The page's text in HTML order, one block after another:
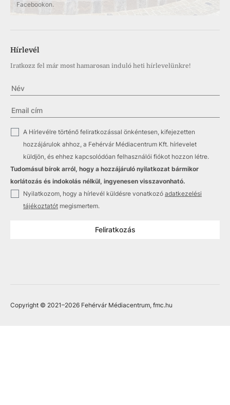
Facebookon.
Hírlevél
Iratkozz fel már most hamarosan induló heti hírlevelünkre!
A Hírlevélre történő feliratkozással önkéntesen, kifejezetten
hozzájárulok ahhoz, a Fehérvár Médiacentrum Kft. hírlevelet
küldjön, és ehhez kapcsolódóan felhasználói fiókot hozzon létre.
Tudomásul bírok arról, hogy a hozzájáruló nyilatkozat bármikor
korlátozás és indokolás nélkül, ingyenesen visszavonható.
Nyilatkozom, hogy a hírlevél küldésre vonatkozó adatkezelési
tájékoztatót megismertem.
Feliratkozás
Copyright © 2021–2026 Fehérvár Médiacentrum, fmc.hu